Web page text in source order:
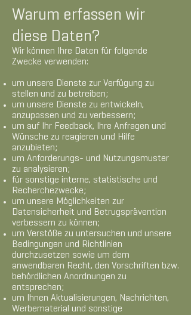
Warum erfassen wir
diese Daten?
Wir können Ihre Daten für folgende
Zwecke verwenden:
um unsere Dienste zur Verfügung zu
stellen und zu betreiben;
um unsere Dienste zu entwickeln,
anzupassen und zu verbessern;
um auf Ihr Feedback, Ihre Anfragen und
Wünsche zu reagieren und Hilfe
anzubieten;
um Anforderungs- und Nutzungsmuster
zu analysieren;
für sonstige interne, statistische und
Recherchezwecke;
um unsere Möglichkeiten zur
Datensicherheit und Betrugsprävention
verbessern zu können;
um Verstöße zu untersuchen und unsere
Bedingungen und Richtlinien
durchzusetzen sowie um dem
anwendbaren Recht, den Vorschriften bzw.
behördlichen Anordnungen zu
entsprechen;
um Ihnen Aktualisierungen, Nachrichten,
Werbematerial und sonstige